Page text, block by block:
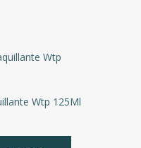
Wtp 125Ml